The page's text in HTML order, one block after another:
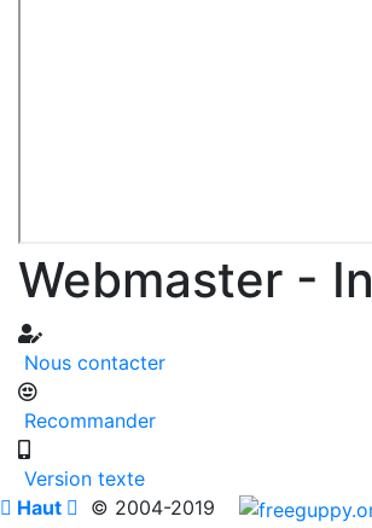
Webmaster -
Nous contacter
Recommander
Version texte
 Haut  © 2004-2019